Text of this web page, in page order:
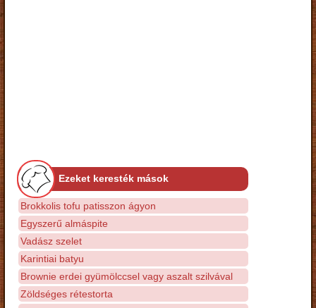
Ezeket keresték mások
Brokkolis tofu patisszon ágyon
Egyszerű almáspite
Vadász szelet
Karintiai batyu
Brownie erdei gyümölccsel vagy aszalt szilvával
Zöldséges rétestorta